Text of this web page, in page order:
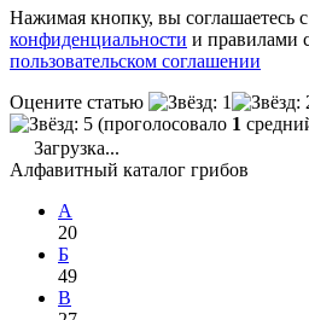
Нажимая кнопку, вы соглашаетесь с
конфиденциальности и правилами
пользовательском соглашении
Оцените статью
(проголосовало 1
Загрузка...
Алфавитный каталог грибов
А
20
Б
49
В